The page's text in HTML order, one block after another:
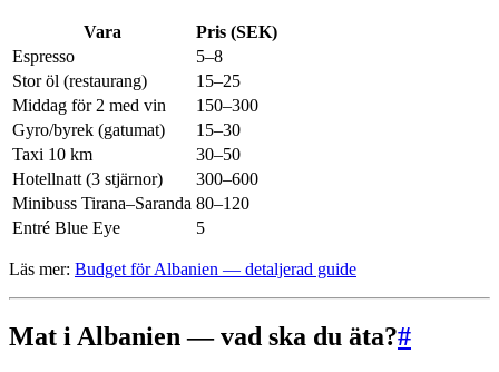
Vara
Pris (SEK)
Espresso
5–8
Stor öl (restaurang)
15–25
Middag för 2 med vin
150–300
Gyro/byrek (gatumat)
15–30
Taxi 10 km
30–50
Hotellnatt (3 stjärnor)
300–600
Minibuss Tirana–Saranda 80–120
Entré Blue Eye
5
Läs mer: Budget för Albanien — detaljerad guide
Mat i Albanien — vad ska du äta?#